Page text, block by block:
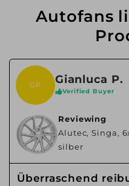
Autofans
GP Gianluca P.
Verified Buyer
Reviewing
Alutec, Singa,
silber
Überraschend